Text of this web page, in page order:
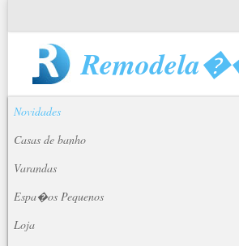
Novidades
Casas de banho
Varandas
Espa�os Pequenos
Loja